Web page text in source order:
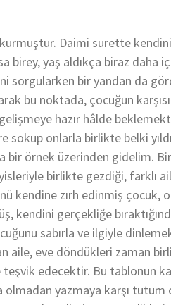
kurmuştur. Daimi surette
birey, yaş aldıkça biraz daha
sorgularken bir yandan da
bu noktada, çocuğun
hazır hâlde
sokup onlarla birlikte belki
bir örnek üzerinden gidelim.
birlikte gezdiği, farklı
kendine zırh edinmiş çocuk,
kendini gerçekliğe
sabırla ve ilgiyle
aile, eve döndükleri zaman
edecektir. Bu tablonun
olmadan yazmaya karşı